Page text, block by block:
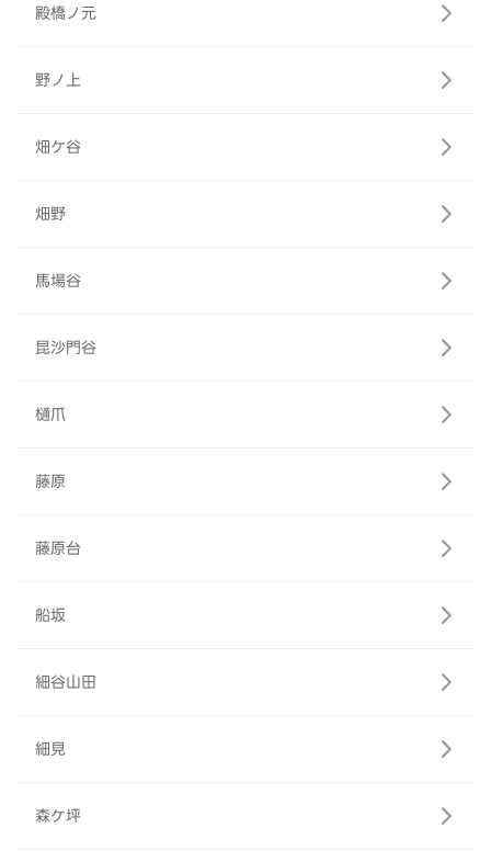
殿橋ノ元
野ノ上
畑ケ谷
畑野
馬場谷
昆沙門谷
樋爪
藤原
藤原台
船坂
細谷山田
細見
森ケ坪